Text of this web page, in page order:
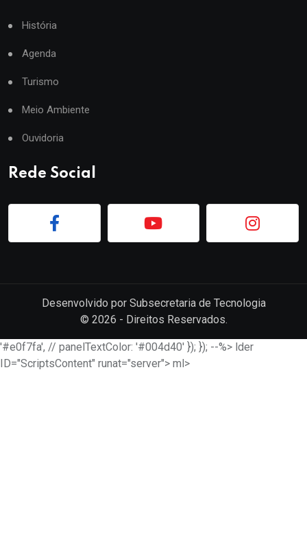
História
Agenda
Turismo
Meio Ambiente
Ouvidoria
Rede Social
Desenvolvido por Subsecretaria de Tecnologia
© 2026 - Direitos Reservados.
'#e0f7fa', // panelTextColor: '#004d40' }); }); --%> lder
ID="ScriptsContent" runat="server"> ml>